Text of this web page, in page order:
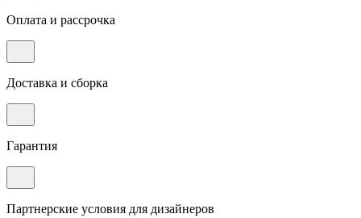
Оплата и рассрочка
Доставка и сборка
Гарантия
Партнерские условия для дизайнеров